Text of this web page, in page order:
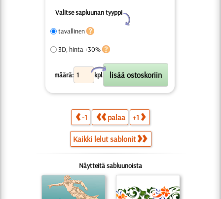
Valitse sapluunan tyyppi
Y
tavallinen
3D, hinta +30%
määrä: kpl.
X
-1 palaa +1
Kaikki lelut sablonit
Näytteitä sabluunoista